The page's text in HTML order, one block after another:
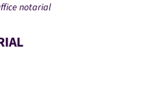
notarial